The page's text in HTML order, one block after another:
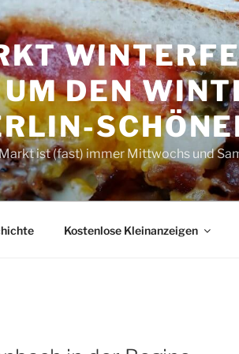
DEN
ist (fast) immer Mittwochs und
Kostenlose Kleinanzeigen